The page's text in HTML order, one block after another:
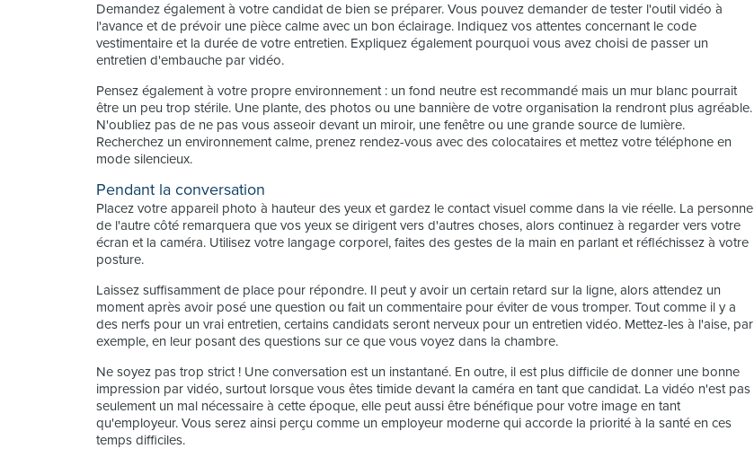
Demandez également à votre candidat de bien se préparer. Vous pouvez demander de tester l'outil vidéo à
l'avance et de prévoir une pièce calme avec un bon éclairage. Indiquez vos attentes concernant le code
vestimentaire et la durée de votre entretien. Expliquez également pourquoi vous avez choisi de passer un
entretien d'embauche par vidéo.
Pensez également à votre propre environnement : un fond neutre est recommandé mais un mur blanc pourrait
être un peu trop stérile. Une plante, des photos ou une bannière de votre organisation la rendront plus agréable.
N'oubliez pas de ne pas vous asseoir devant un miroir, une fenêtre ou une grande source de lumière.
Recherchez un environnement calme, prenez rendez-vous avec des colocataires et mettez votre téléphone en
mode silencieux.
Pendant la conversation
Placez votre appareil photo à hauteur des yeux et gardez le contact visuel comme dans la vie réelle. La personne
de l'autre côté remarquera que vos yeux se dirigent vers d'autres choses, alors continuez à regarder vers votre
écran et la caméra. Utilisez votre langage corporel, faites des gestes de la main en parlant et réfléchissez à votre
posture.
Laissez suffisamment de place pour répondre. Il peut y avoir un certain retard sur la ligne, alors attendez un
moment après avoir posé une question ou fait un commentaire pour éviter de vous tromper. Tout comme il y a
des nerfs pour un vrai entretien, certains candidats seront nerveux pour un entretien vidéo. Mettez-les à l'aise, par
exemple, en leur posant des questions sur ce que vous voyez dans la chambre.
Ne soyez pas trop strict ! Une conversation est un instantané. En outre, il est plus difficile de donner une bonne
impression par vidéo, surtout lorsque vous êtes timide devant la caméra en tant que candidat. La vidéo n'est pas
seulement un mal nécessaire à cette époque, elle peut aussi être bénéfique pour votre image en tant
qu'employeur. Vous serez ainsi perçu comme un employeur moderne qui accorde la priorité à la santé en ces
temps difficiles.